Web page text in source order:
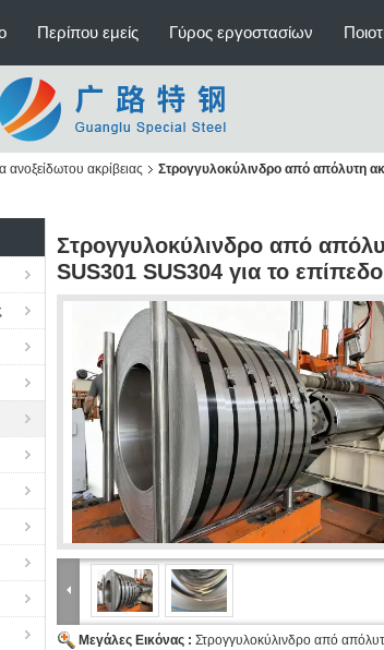
Περίπου εμείς Γύρος εργοστασίων
ανοξείδωτου ακρίβειας Στρογγυλοκύλινδρο από απόλυτη
Στρογγυλοκύλινδρο από
SUS301 SUS304 για το
Μεγάλες Εικόνας : Στρογγυλοκύλινδρο από